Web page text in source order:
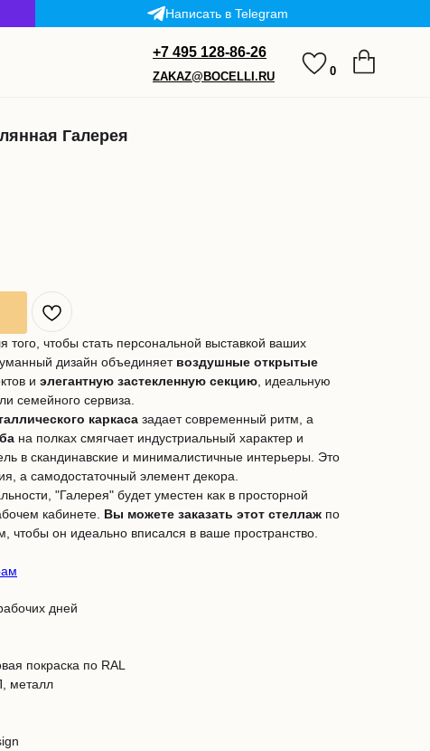
Написать в Telegram
0
+7 495 128-86-26
ZAKAZ@BOCELLI.RU
Галерея
чтобы стать персональной выставкой ваших
дизайн объединяет воздушные открытые
и элегантную застекленную секцию , идеальную
семейного сервиза.
каркаса задает современный ритм, а
на полках смягчает индустриальный характер и
в скандинавские и минималистичные интерьеры. Это
а самодостаточный элемент декора.
"Галерея" будет уместен как в просторной
кабинете. Вы можете заказать этот стеллаж по
чтобы он идеально вписался в ваше пространство.
дней
покраска по RAL
металл